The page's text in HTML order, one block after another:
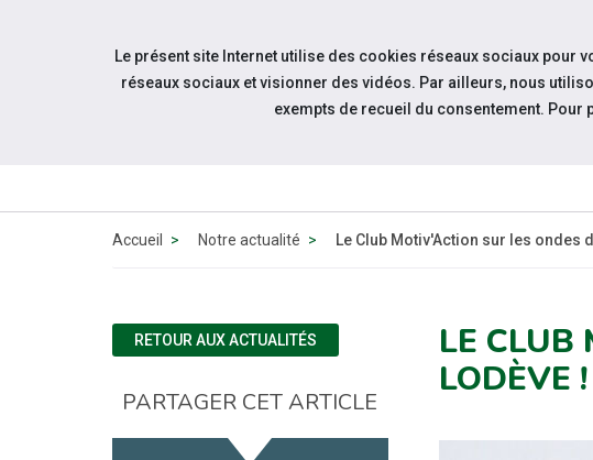
Aller au contenu
Accueil Notre actualité Le Club Motiv'Action sur les ondes
LE CLUB
LODÈVE !
RETOUR AUX ACTUALITÉS
PARTAGER CET ARTICLE
Le présent site Internet utilise des cookies réseaux sociaux pour
réseaux sociaux et visionner des vidéos. Par ailleurs, nous
exempts de recueil du consentement. Pour